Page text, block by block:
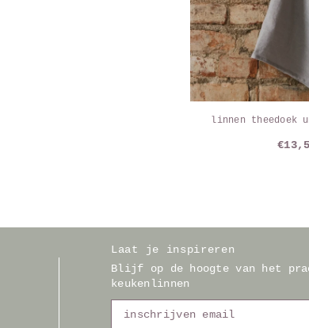
linnen theedoek
Laat je inspireren
Blijf op de hoogte van het
keukenlinnen